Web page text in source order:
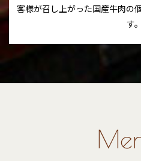
客様が召し上がった国産牛肉の
す。